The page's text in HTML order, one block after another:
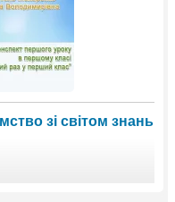
зі світом знань